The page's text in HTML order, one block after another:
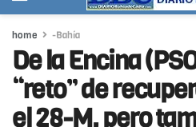
home -Bahía
De la Encina
“reto” de
el 28-M, pero